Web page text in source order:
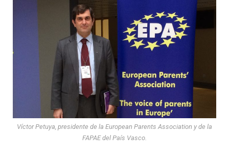
Víctor Petuya, presidente de la European Parents Association y de la
FAPAE del País Vasco.